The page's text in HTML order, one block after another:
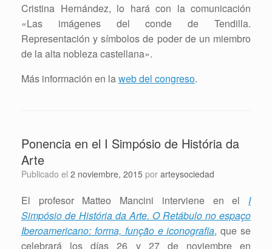
Cristina Hernández, lo hará con la comunicación
«Las imágenes del conde de Tendilla.
Representación y símbolos de poder de un miembro
de la alta nobleza castellana».
Más información en laweb del congreso.
Ponencia en el I Simpósio de História da
Arte
Publicado el 2 noviembre, 2015 por arteysociedad
El profesor Matteo Mancini interviene en el
I
Simpósio de História da Arte. O Retábulo no espaço
Iberoamericano: forma, função e iconografia, que se
celebrará los días 26 y 27 de noviembre en